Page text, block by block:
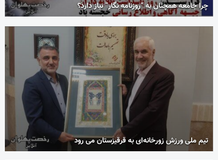
چرا جامعه همچنان به “روزنامه نگار” نیاز دارد؟
تیم ملی ورزش زورخانه‌ای به قرقیزستان می رود